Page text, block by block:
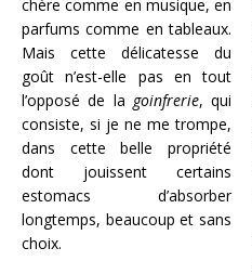
chère comme en musique, en
parfums comme en tableaux.
Mais cette délicatesse du
goût n’est-elle pas en tout
l’opposé de la goinfrerie, qui
consiste, si je ne me trompe,
dans cette belle propriété
dont jouissent certains
estomacs d’absorber
longtemps, beaucoup et sans
choix.